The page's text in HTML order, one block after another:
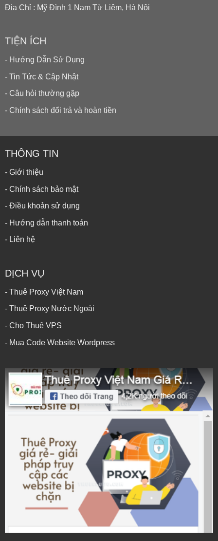
Địa Chỉ : Mỹ Đình 1 Nam Từ Liêm, Hà Nội
TIỆN ÍCH
- Hướng Dẫn Sử Dụng
- Tin Tức & Cập Nhật
- Câu hỏi thường gặp
- Chính sách đổi trả và hoàn tiền
THÔNG TIN
- Giới thiệu
- Chính sách bảo mật
- Điều khoản sử dụng
- Hướng dẫn thanh toán
- Liên hệ
DỊCH VỤ
- Thuê Proxy Việt Nam
- Thuê Proxy Nước Ngoài
- Cho Thuê VPS
- Mua Code Website Wordpress